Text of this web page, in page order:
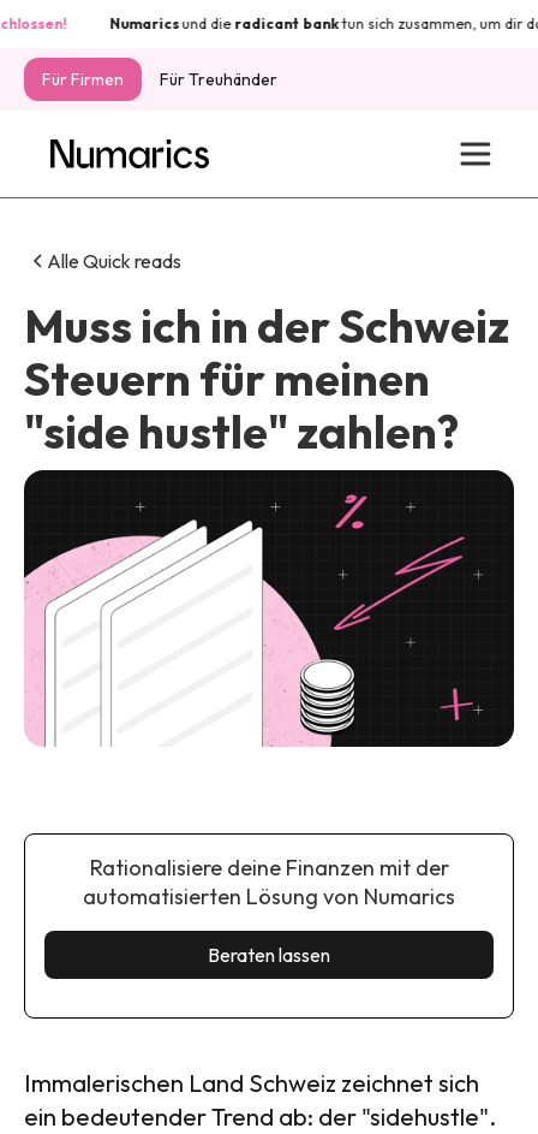
Numaricsund dieradicant banktun sich zusammen, um dir das
Für Firmen Für Treuhänder
Alle Quick reads
Muss ich in der Schweiz
Steuern für meinen
"side hustle" zahlen?
Rationalisiere deine Finanzen mit der
automatisierten Lösung von Numarics
Beraten lassen
Immalerischen Land Schweiz zeichnet sich
ein bedeutender Trend ab: der "sidehustle".